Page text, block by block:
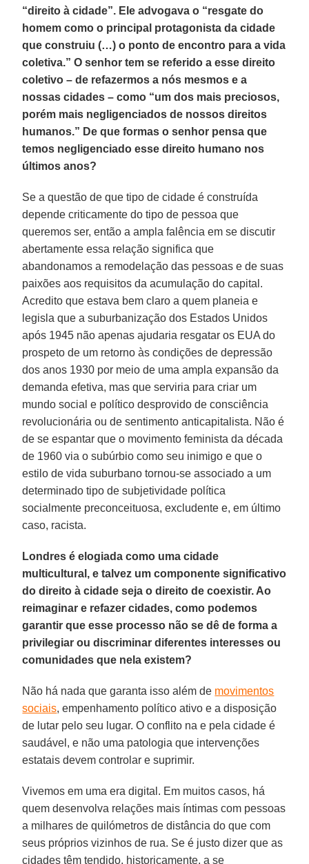
“direito à cidade”. Ele advogava o “resgate do
homem como o principal protagonista da cidade
que construiu (…) o ponto de encontro para a vida
coletiva.” O senhor tem se referido a esse direito
coletivo – de refazermos a nós mesmos e a
nossas cidades – como “um dos mais preciosos,
porém mais negligenciados de nossos direitos
humanos.” De que formas o senhor pensa que
temos negligenciado esse direito humano nos
últimos anos?
Se a questão de que tipo de cidade é construída
depende criticamente do tipo de pessoa que
queremos ser, então a ampla falência em se discutir
abertamente essa relação significa que
abandonamos a remodelação das pessoas e de suas
paixões aos requisitos da acumulação do capital.
Acredito que estava bem claro a quem planeia e
legisla que a suburbanização dos Estados Unidos
após 1945 não apenas ajudaria resgatar os EUA do
prospeto de um retorno às condições de depressão
dos anos 1930 por meio de uma ampla expansão da
demanda efetiva, mas que serviria para criar um
mundo social e político desprovido de consciência
revolucionária ou de sentimento anticapitalista. Não é
de se espantar que o movimento feminista da década
de 1960 via o subúrbio como seu inimigo e que o
estilo de vida suburbano tornou-se associado a um
determinado tipo de subjetividade política
socialmente preconceituosa, excludente e, em último
caso, racista.
Londres é elogiada como uma cidade
multicultural, e talvez um componente significativo
do direito à cidade seja o direito de coexistir. Ao
reimaginar e refazer cidades, como podemos
garantir que esse processo não se dê de forma a
privilegiar ou discriminar diferentes interesses ou
comunidades que nela existem?
Não há nada que garanta isso além de movimentos
sociais, empenhamento político ativo e a disposição
de lutar pelo seu lugar. O conflito na e pela cidade é
saudável, e não uma patologia que intervenções
estatais devem controlar e suprimir.
Vivemos em uma era digital. Em muitos casos, há
quem desenvolva relações mais íntimas com pessoas
a milhares de quilómetros de distância do que com
seus próprios vizinhos de rua. Se é justo dizer que as
cidades têm tendido, historicamente, a se